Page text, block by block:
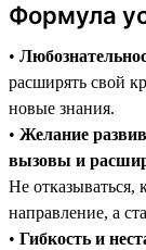
Формула
•
расширять свой
новые знания.
• Желание
вызовы и
Не отказываться,
направление, а
• Гибкость и